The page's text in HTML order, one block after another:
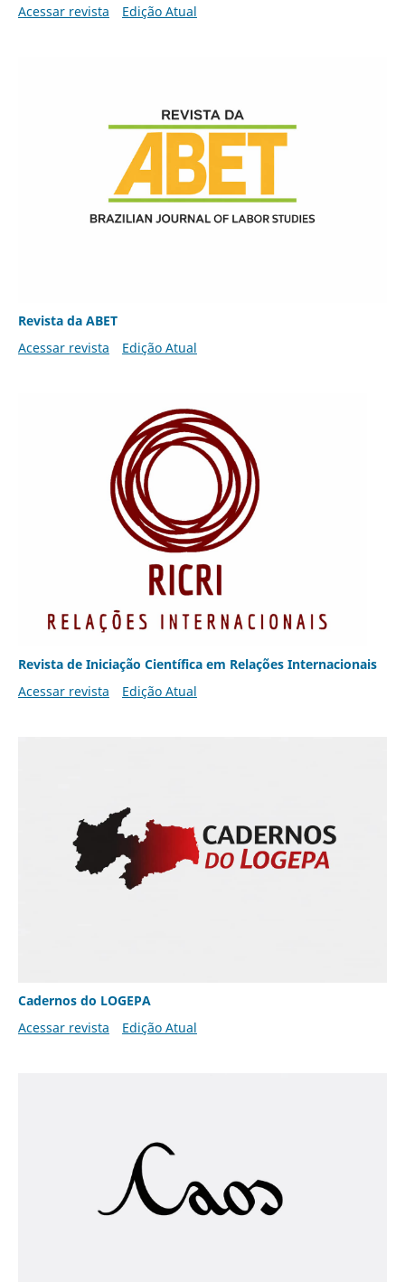
Acessar revista Edição Atual
Revista da ABET
Acessar revista
Edição Atual
Revista de Iniciação Científica em Relações Internacionais
Acessar revista
Edição Atual
Cadernos do LOGEPA
Acessar revista
Edição Atual